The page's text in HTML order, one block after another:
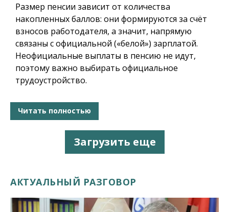
Размер пенсии зависит от количества
накопленных баллов: они формируются за счёт
взносов работодателя, а значит, напрямую
связаны с официальной («белой») зарплатой.
Неофициальные выплаты в пенсию не идут,
поэтому важно выбирать официальное
трудоустройство.
Читать полностью
Загрузить еще
АКТУАЛЬНЫЙ РАЗГОВОР